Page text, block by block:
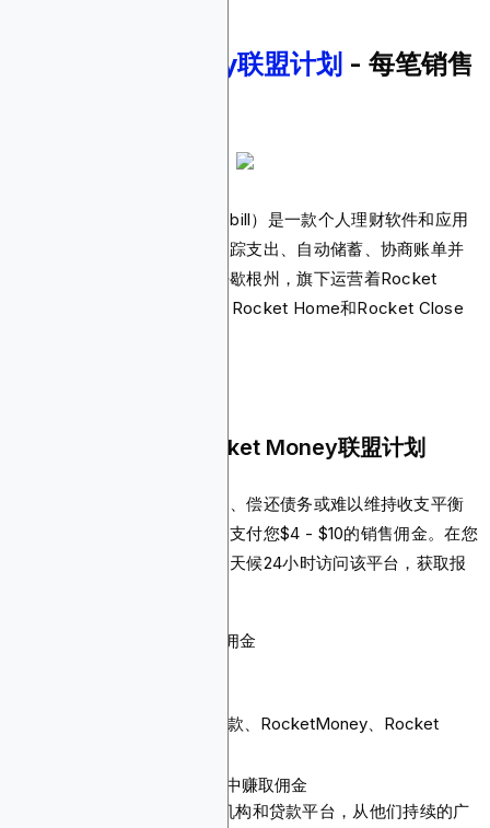
Rocket Money联盟计划 - 每笔销售
Rocket Money（前身为Truebill）是一款个人理财软件和应用
程序，帮助用户管理订阅、追踪支出、自动储蓄、协商账单并
提供贷款。该公司总部位于密歇根州，旗下运营着Rocket
Mortgage、Rocket Loans、Rocket Home和Rocket Close
为什么您应该推广Rocket Money联盟计划
当您成功向正在建立储蓄账户、偿还债务或难以维持收支平衡
的人推广其产品时，该平台会支付您$4 - $10的销售佣金。在您
的联盟营销旅程中，您可以全天候24小时访问该平台，获取报
佣金：每笔销售$4 - $10佣金
产品：个人贷款、抵押贷款、RocketMoney、Rocket
推荐广告主，从每笔广告支出中赚取佣金
向Blockchain-Ads推荐贷款机构和贷款平台，从他们持续的广